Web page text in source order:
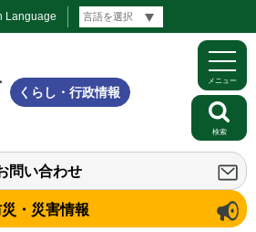
Language
くらし・行政情報
問い合わせ
災・災害情報
メニュー
検索